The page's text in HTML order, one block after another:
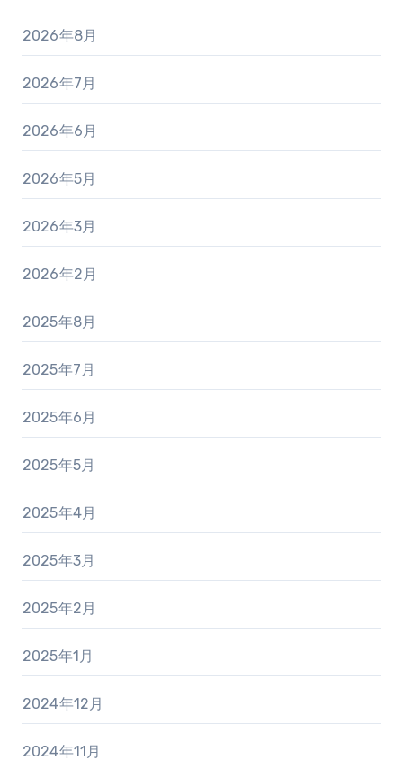
2026年8月
2026年7月
2026年6月
2026年5月
2026年3月
2026年2月
2025年8月
2025年7月
2025年6月
2025年5月
2025年4月
2025年3月
2025年2月
2025年1月
2024年12月
2024年11月